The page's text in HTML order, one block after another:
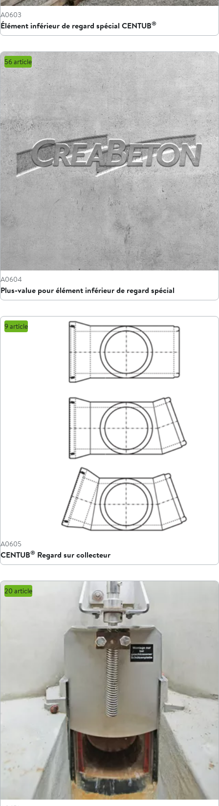
A0603
Élément inférieur de regard spécial CENTUB®
56 article
A0604
Plus-value pour élément inférieur de regard spécial
9 article
A0605
CENTUB® Regard sur collecteur
20 article